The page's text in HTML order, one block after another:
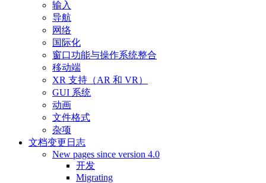
输入
导航
网络
国际化
窗口功能与操作系统整合
移动端
XR 支持（AR 和 VR）
GUI 系统
动画
文件格式
杂项
文档变更日志
New pages since version 4.0
开发
Migrating